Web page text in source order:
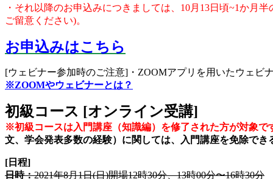
・それ以降のお申込みにつきましては、10月13日頃~1か月
ご留意ください)。
お申込みはこちら
[ウェビナー参加時のご注意]・ZOOMアプリを用いたウェビ
※ZOOMやウェビナーとは？
初級コース [オンライン受講]
※初級コースは入門講座（知識編）を修了された方が対象で
文、学会発表多数の経験）に関しては、入門講座を免除で
[日程]
日時：2021年8月1日(日)開場12時30分、13時00分〜16時30分